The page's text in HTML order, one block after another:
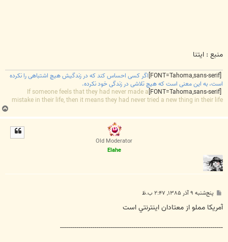
منبع : ایتنا
اگر کسی احساس کند که در زندگیش هیچ اشتباهی را نکرده
است، به این معنی است که هیچ تلاشی در زندگی خود نکرده.
If someone feels that they had never made a
mistake in their life, then it means they had never tried a new thing in their life
ب
ا
Old Moderator
Elahe
پ
ت
پنج‌شنبه ۹ آذر ۱۳۸۵, ۲:۴۷ ب.ظ
آمريكا مملو از معتادان اينترنتي است
--------------------------------------------------------------------------------